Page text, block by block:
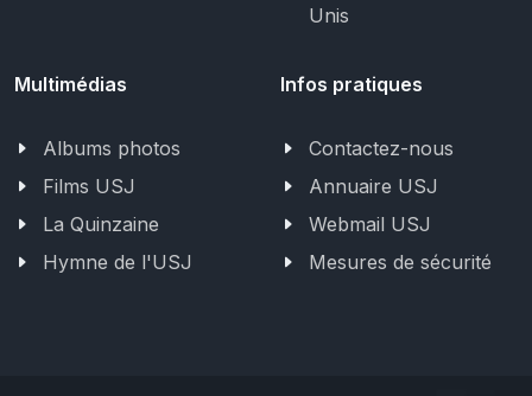
Unis
Multimédias
Albums photos
Films USJ
La Quinzaine
Hymne de l'USJ
Infos pratiques
Contactez-nous
Annuaire USJ
Webmail USJ
Mesures de sécurité